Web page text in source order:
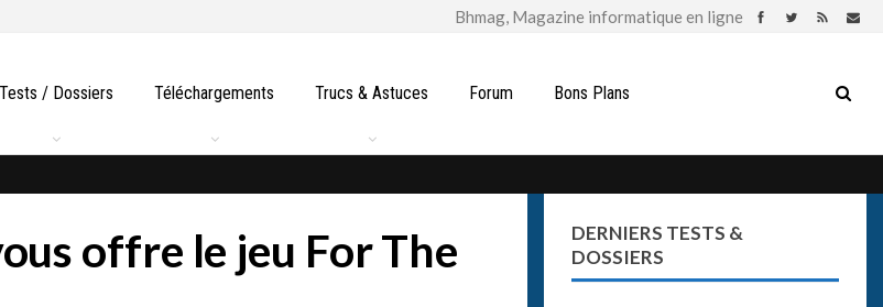
Tests / Dossiers Téléchargements Trucs & Astuces Forum Bons Plans
offre le jeu For The
DERNIERS TESTS &
DOSSIERS